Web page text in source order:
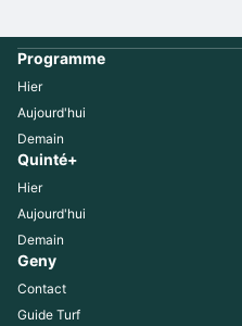
Programme
Hier
Aujourd'hui
Demain
Quinté+
Hier
Aujourd'hui
Demain
Geny
Contact
Guide Turf